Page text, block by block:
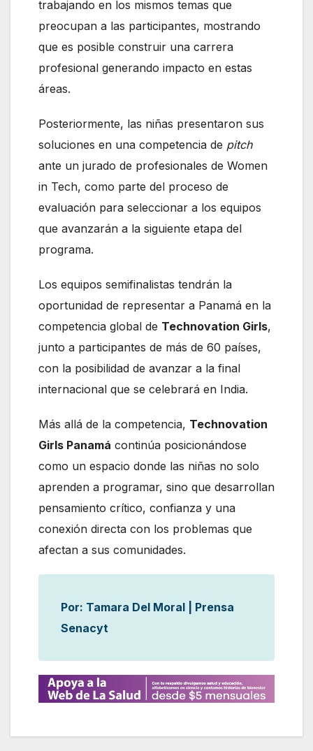
trabajando en los mismos temas que
preocupan a las participantes, mostrando
que es posible construir una carrera
profesional generando impacto en estas
áreas.
Posteriormente, las niñas presentaron sus
soluciones en una competencia de pitch
ante un jurado de profesionales de Women
in Tech, como parte del proceso de
evaluación para seleccionar a los equipos
que avanzarán a la siguiente etapa del
programa.
Los equipos semifinalistas tendrán la
oportunidad de representar a Panamá en la
competencia global de Technovation Girls,
junto a participantes de más de 60 países,
con la posibilidad de avanzar a la final
internacional que se celebrará en India.
Más allá de la competencia, Technovation
Girls Panamá continúa posicionándose
como un espacio donde las niñas no solo
aprenden a programar, sino que desarrollan
pensamiento crítico, confianza y una
conexión directa con los problemas que
afectan a sus comunidades.
Por: Tamara Del Moral | Prensa
Senacyt